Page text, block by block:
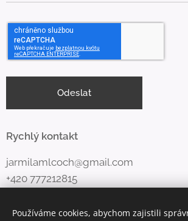
Odeslat
Rychlý kontakt
jarmilamlcoch@gmail.com
+420 777212815
Používáme cookies, abychom zajistili